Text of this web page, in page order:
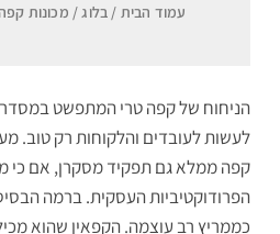
עמוד הבית / בלוג/ מכונות
הניחוח של קפה טרי המתפשט
לעשות לעובדים והלקוחות רק טוב.
קפה ממלא גם תפקיד מסקרן, אם כי
הפרודוקטיביות העסקית. ברמה
כממריץ רב עוצמה. הקפאין שהוא